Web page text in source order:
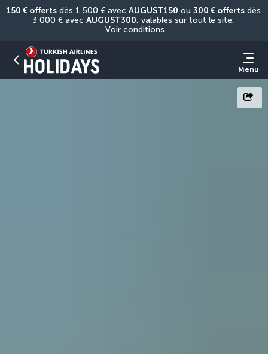
150 € offerts dès 1 500 € avec AUGUST150 ou 300 € offerts dès
3 000 € avec AUGUST300
Voir conditions.
Menu